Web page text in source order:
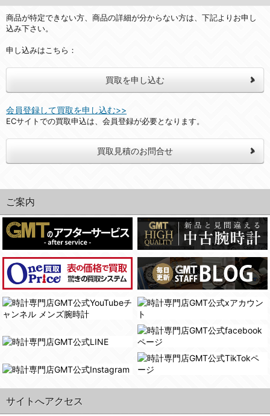
商品が特定できない方、商品の詳細が分からない方は、下記よりお申し
込み下さい。
申し込みはこちら：
買取を申し込む
会員登録して買取を申し込む>>
ECサイトでの買取申込は、会員登録が必要となります。
買取見積のお問合せ
ご案内
サイトへアクセス